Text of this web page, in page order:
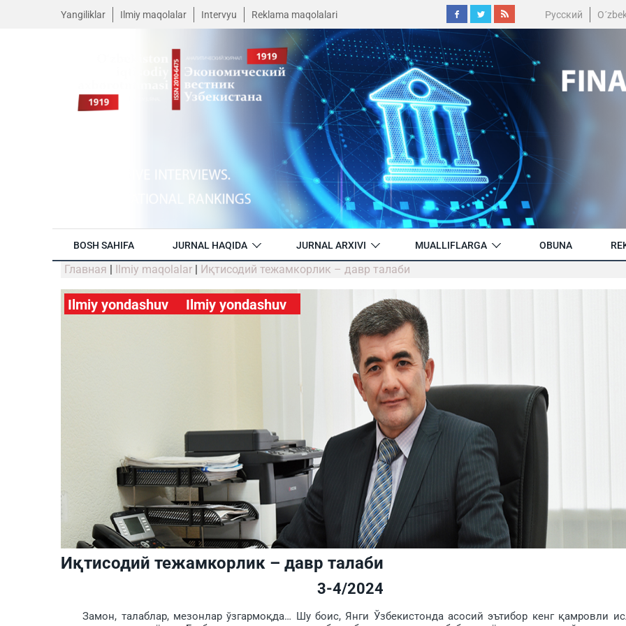
Yangiliklar Ilmiy maqolalar Intervyu Reklama maqolalari Русский
BOSH SAHIFA JURNAL HAQIDA JURNAL ARXIVI MUALLIFLARGA OBUNA
Главная | Ilmiy maqolalar| Иқтисодий тежамкорлик – давр талаби
Ilmiy yondashuv Ilmiy yondashuv
Иқтисодий тежамкорлик – давр талаби
3-4/2024
Замон, талаблар, мезонлар ўз­гармоқда… Шу боис, Янги Ўз­бекистонда асосий эътибор кенг қамровли